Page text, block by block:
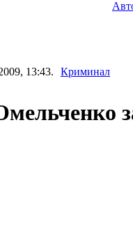
13:43. Криминал